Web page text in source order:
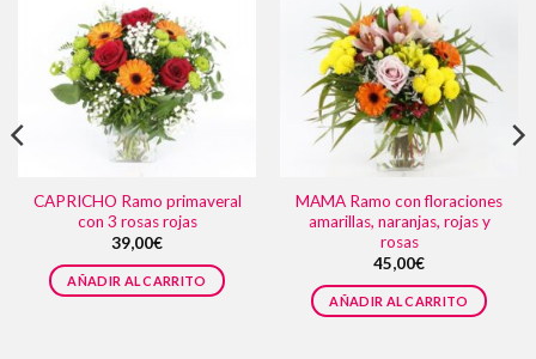
CAPRICHO Ramo primaveral
con 3 rosas rojas
39,00€
AÑADIR AL CARRITO
MAMA Ramo con floraciones
amarillas, naranjas, rojas y
rosas
45,00€
AÑADIR AL CARRITO